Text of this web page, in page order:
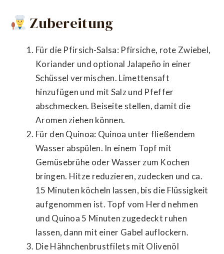
Zubereitung
Für die Pfirsich-Salsa: Pfirsiche, rote Zwiebel,
Koriander und optional Jalapeño in einer
Schüssel vermischen. Limettensaft
hinzufügen und mit Salz und Pfeffer
abschmecken. Beiseite stellen, damit die
Aromen ziehen können.
Für den Quinoa: Quinoa unter fließendem
Wasser abspülen. In einem Topf mit
Gemüsebrühe oder Wasser zum Kochen
bringen. Hitze reduzieren, zudecken und ca.
15 Minuten köcheln lassen, bis die Flüssigkeit
aufgenommen ist. Topf vom Herd nehmen
und Quinoa 5 Minuten zugedeckt ruhen
lassen, dann mit einer Gabel auflockern.
Die Hähnchenbrustfilets mit Olivenöl